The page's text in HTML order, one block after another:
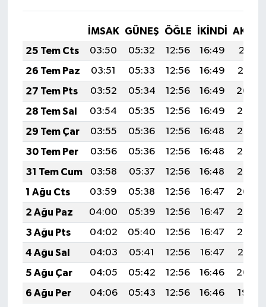
İMSAK GÜNEŞ ÖĞLE İKINDI
25 Tem Cts
03:50 05:32 12:56 16:49
20:11
26 Tem Paz
03:51 05:33 12:56 16:49
20:10
27 Tem Pts
03:52 05:34 12:56 16:49
20:09
28 Tem Sal
03:54 05:35 12:56 16:49
20:08
29 Tem Çar
03:55 05:36 12:56 16:48
20:07
30 Tem Per
03:56 05:36 12:56 16:48
20:06
31 Tem Cum
03:58 05:37 12:56 16:48
20:05
1 Ağu Cts
03:59 05:38 12:56 16:47
20:04
2 Ağu Paz
04:00 05:39 12:56 16:47
20:03
3 Ağu Pts
04:02 05:40 12:56 16:47
20:02
4 Ağu Sal
04:03 05:41 12:56 16:47
20:01
5 Ağu Çar
04:05 05:42 12:56 16:46
20:00
6 Ağu Per
04:06 05:43 12:56 16:46
19:59